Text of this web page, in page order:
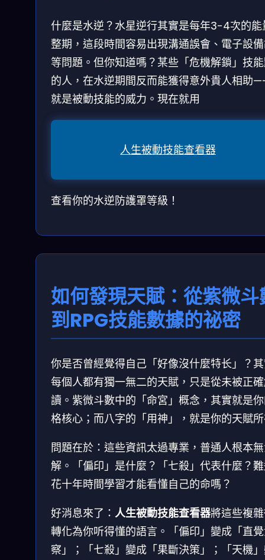
什麼是水逆？水星逆行其實是每年3-4次的能
整期，這段時間容易出現溝通誤會、電子設
等問題。但你知道嗎？某些「危機解鎖」技
的人，在水逆期間反而能獲得意外貴人相助
就是被動技能的威力。現在就用
人生被動技能查看器
查看你的水逆防護罩等級！
如何發現天賦：從紫微斗
到RPG技能數據的祕密
你是否曾經覺得自己「好像沒什麼特长」？
每個人都有獨一無二的天賦，只是從未被正
讀。紫微斗數中的「命宮」概念，其實就是
格核心；而八字的「用神」，就是你的天賦
問題在於：這些資訊太過專業，普通人根本
解。「偏印」是什麼？「七殺」代表什麼？
花十年時間學習才能看懂自己的命嗎？
好消息來了： 人生被動技能查看器將這些複
轉化為你听得懂的語言。「偏印」變成「直
察」；「七殺」變成「果斷決策」；「天機